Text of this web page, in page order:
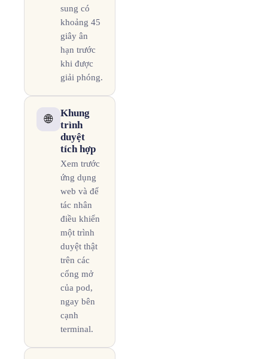
sung có
khoảng 45
giây ân
hạn trước
khi được
giải phóng.
🌐
Khung
trình
duyệt
tích hợp
Xem trước
ứng dụng
web và để
tác nhân
điều khiển
một trình
duyệt thật
trên các
cổng mở
của pod,
ngay bên
cạnh
terminal.